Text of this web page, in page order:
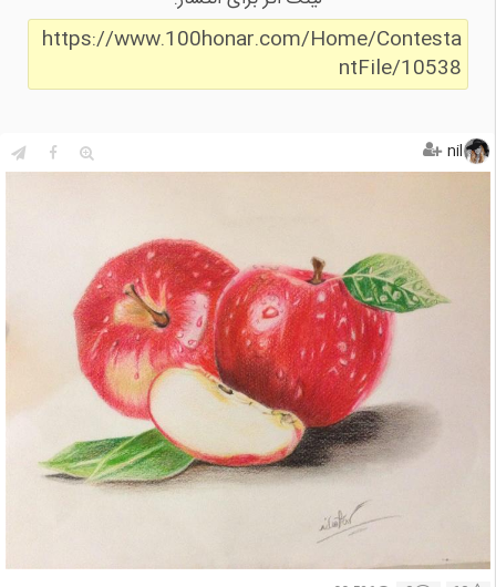
https://www.100honar.com/Home/Contesta
ntFile/10538
nil